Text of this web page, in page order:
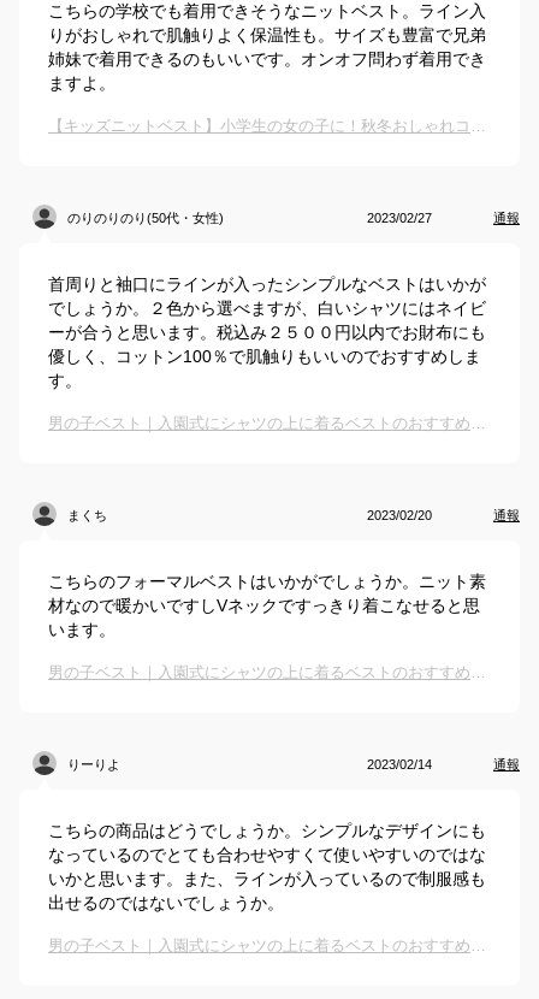
こちらの学校でも着用できそうなニットベスト。ライン入
りがおしゃれで肌触りよく保温性も。サイズも豊富で兄弟
姉妹で着用できるのもいいです。オンオフ問わず着用でき
ますよ。
【キッズニットベスト】小学生の女の子に！秋冬おしゃれコーデが完成するニットベストのおすすめは？
のりのりのり(50代・女性) 2023/02/27 通報
首周りと袖口にラインが入ったシンプルなベストはいかが
でしょうか。２色から選べますが、白いシャツにはネイビ
ーが合うと思います。税込み２５００円以内でお財布にも
優しく、コットン100％で肌触りもいいのでおすすめしま
す。
男の子ベスト｜入園式にシャツの上に着るベストのおすすめは？
まくち 2023/02/20 通報
こちらのフォーマルベストはいかがでしょうか。ニット素
材なので暖かいですしVネックですっきり着こなせると思
います。
男の子ベスト｜入園式にシャツの上に着るベストのおすすめは？
りーりよ 2023/02/14 通報
こちらの商品はどうでしょうか。シンプルなデザインにも
なっているのでとても合わせやすくて使いやすいのではな
いかと思います。また、ラインが入っているので制服感も
出せるのではないでしょうか。
男の子ベスト｜入園式にシャツの上に着るベストのおすすめは？